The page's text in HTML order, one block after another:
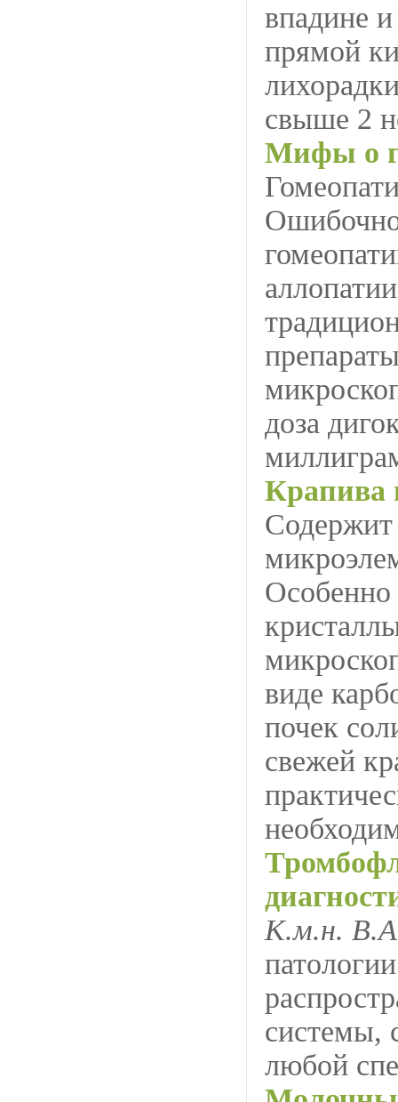
впадине
прямой
свыше 2
Мифы о
доза
Крапива
Особенно
виде
почек
свежей
К.м.н.
системы,
любой